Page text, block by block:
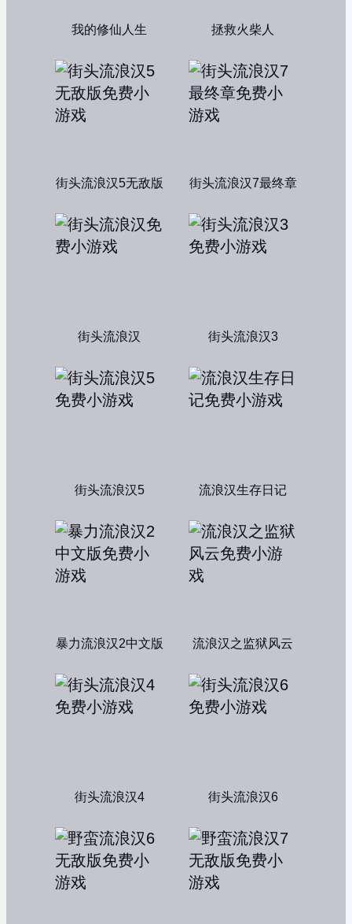
我的修仙人生 拯救火柴人
街头流浪汉5无敌版 街头流浪汉7最终章
街头流浪汉 街头流浪汉3
街头流浪汉5 流浪汉生存日记
暴力流浪汉2中文版 流浪汉之监狱风云
街头流浪汉4 街头流浪汉6